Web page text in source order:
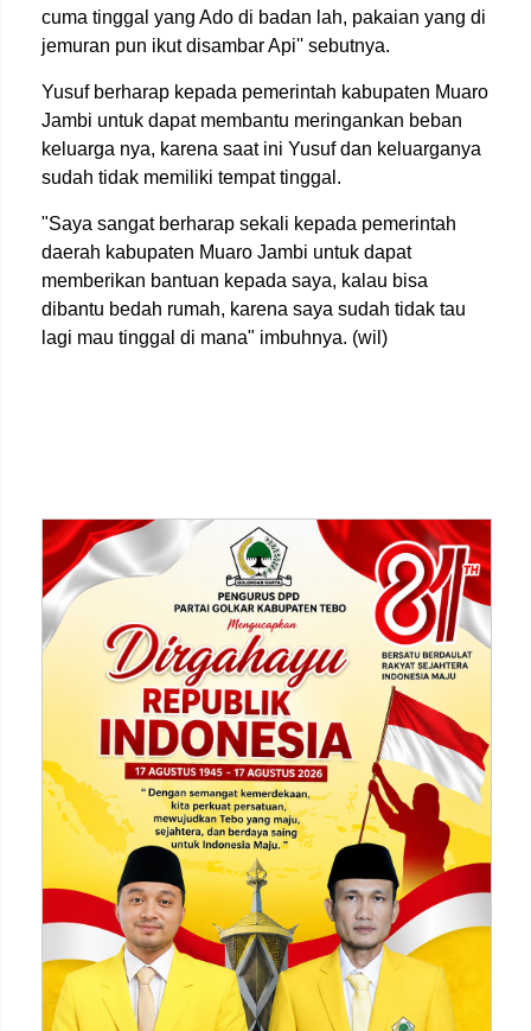
cuma tinggal yang Ado di badan lah, pakaian yang di
jemuran pun ikut disambar Api'' sebutnya.
Yusuf berharap kepada pemerintah kabupaten Muaro
Jambi untuk dapat membantu meringankan beban
keluarga nya, karena saat ini Yusuf dan keluarganya
sudah tidak memiliki tempat tinggal.
"Saya sangat berharap sekali kepada pemerintah
daerah kabupaten Muaro Jambi untuk dapat
memberikan bantuan kepada saya, kalau bisa
dibantu bedah rumah, karena saya sudah tidak tau
lagi mau tinggal di mana" imbuhnya. (wil)